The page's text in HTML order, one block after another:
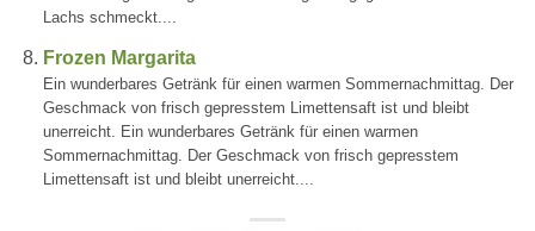
Lachs schmeckt....
Frozen Margarita
Ein wunderbares Getränk für einen warmen Sommernachmittag. Der
Geschmack von frisch gepresstem Limettensaft ist und bleibt
unerreicht. Ein wunderbares Getränk für einen warmen
Sommernachmittag. Der Geschmack von frisch gepresstem
Limettensaft ist und bleibt unerreicht....